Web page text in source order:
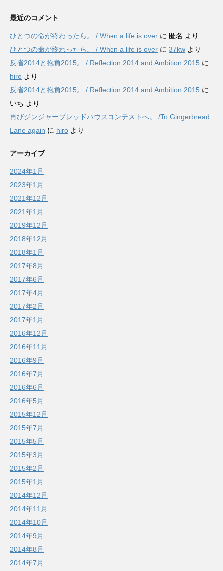
最近のコメント
ひとつの命が終わったら。 / When a life is over に 匿名 より
ひとつの命が終わったら。 / When a life is over に 37kw より
反省2014と抱負2015。 / Reflection 2014 and Ambition 2015 に
hiro より
反省2014と抱負2015。 / Reflection 2014 and Ambition 2015 に
いち より
再びジンジャーブレッドハウスコンテストへ。 /To Gingerbread
Lane again に hiro より
アーカイブ
2024年1月
2023年1月
2021年12月
2021年1月
2019年12月
2018年12月
2018年1月
2017年8月
2017年6月
2017年4月
2017年2月
2017年1月
2016年12月
2016年11月
2016年9月
2016年7月
2016年6月
2016年5月
2015年12月
2015年7月
2015年5月
2015年3月
2015年2月
2015年1月
2014年12月
2014年11月
2014年10月
2014年9月
2014年8月
2014年7月